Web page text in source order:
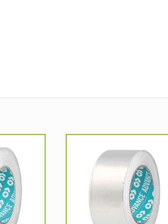
plusieurs